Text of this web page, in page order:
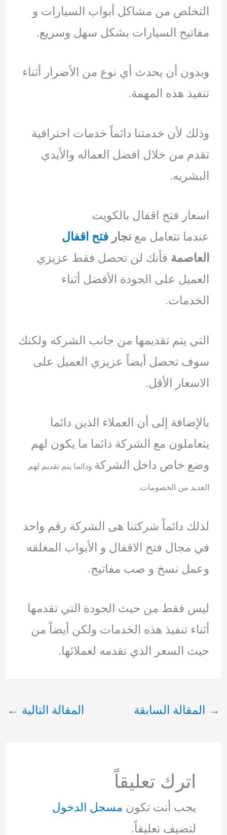
التخلص من مشاكل أبواب السيارات و
مفاتيح السيارات بشكل سهل وسريع.
وبدون أن يحدث أي نوع من الأضرار أثناء
تنفيذ هذه المهمة.
وذلك لأن خدمتنا دائماً خدمات احترافية
تقدم من خلال افضل العماله والأيدي
البشريه.
اسعار فتح اقفال بالكويت
عندما تتعامل معنجارفتح اقفال
العاصمة فأنك لن تحصل فقط عزيزي
العميل على الجودة الأفضل أثناء
الخدمات.
التي يتم تقديمها من جانب الشركه ولكنك
سوف تحصل أيضاً عزيزي العميل على
الاسعار الأقل.
بالإضافة إلى أن العملاء الذين دائما
يتعاملون مع الشركة دائما ما يكون لهم
وضع خاص داخل الشركة ودائما يتم تقديم لهم
العديد من الخصومات.
لذلك دائماً شركتنا هى الشركة رقم واحد
في مجال فتح الاقفال و الأبواب المغلقه
وعمل نسخ و صب مفاتيح.
ليس فقط من حيث الجودة التي تقدمها
أثناء تنفيذ هذه الخدمات ولكن أيضاً من
حيث السعر الذي تقدمه لعملائها.
→ المقالة السابقة المقالة التالية ←
اترك تعليقاً
يجب أنت تكون مسجل الدخول
لتضيف تعليقاً.